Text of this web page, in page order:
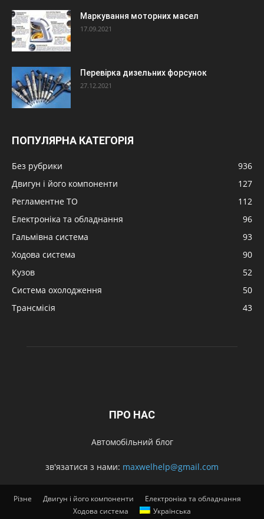
Маркування моторних масел
17.09.2021
Перевірка дизельних форсунок
27.12.2021
ПОПУЛЯРНА КАТЕГОРІЯ
Без рубрики
936
Двигун і його компоненти
127
Регламентне ТО
112
Електроніка та обладнання
96
Гальмівна система
93
Ходова система
90
Кузов
52
Система охолодження
50
Трансмісія
43
ПРО НАС
Автомобільний блог
зв'язатися з нами: maxwelhelp@gmail.com
Різне Двигун і його компоненти
Електроніка та обладнання
Ходова система
Українська